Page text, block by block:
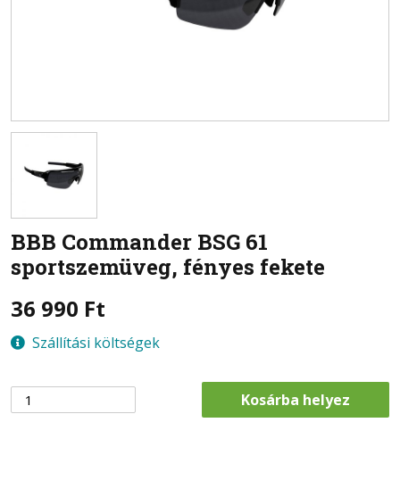
BBB Commander BSG 61
sportszemüveg, fényes fekete
36 990 Ft
Szállítási költségek
Kosárba helyez